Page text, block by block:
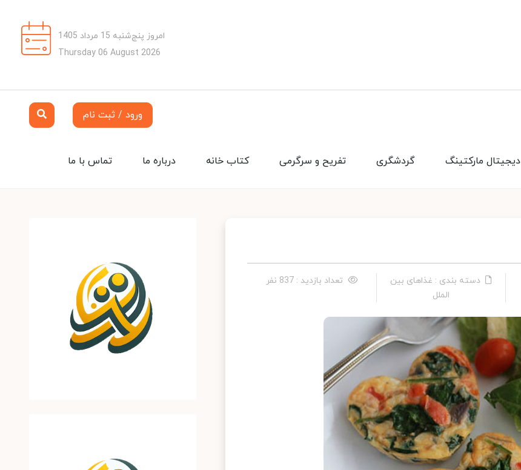
امروز پنج‌شنبه 15 مرداد 1405
Thursday 06 August 2026
ورود / ثبت نام
تماس با ما درباره ما کتاب خانه تفریح و سرگرمی گردشگری دیجیتال مارکتینگ
دسته بندی : غذاهای بین
الملل
تعداد بازدید : 837 نفر